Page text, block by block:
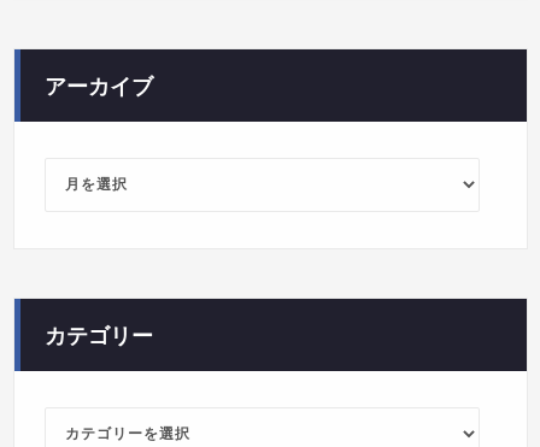
アーカイブ
カテゴリー